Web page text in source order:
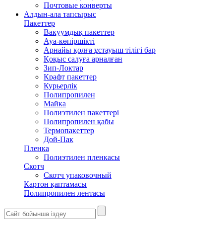
Почтовые конверты
Алдын-ала тапсырыс
Пакеттер
Вакуумдық пакеттер
Ауа-көпіршікті
Арнайы қолға ұстауыш тілігі бар
Қоқыс салуға арналған
Зип-Локтар
Крафт пакеттер
Курьерлік
Полипропилен
Майка
Полиэтилен пакеттері
Полипропилен қабы
Термопакеттер
Дой-Пак
Пленка
Полиэтилен пленкасы
Скотч
Скотч упаковочный
Картон қаптамасы
Полипропилен лентасы